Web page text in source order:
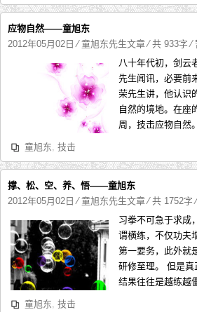
应物自然——童旭东
2012年05月02日 ⁄童旭东先生文章⁄ 共 933字⁄
八十年代初，剑云
先生闻讯，必要前
荣先生讲，他认识
自然的境地。在座
周，技击应物自然
童旭东, 技击
撑、松、空、养、悟——童旭东
2012年05月02日 ⁄童旭东先生文章⁄ 共 1752字
习拳不可急于求成
谓横练，不仅功夫
第一要务，此外就
研修至理。 但是
结果往往是越练越
童旭东, 技击